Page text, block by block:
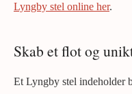
Lyngby stel online her.
Skab et flot og
Et Lyngby stel indeholder